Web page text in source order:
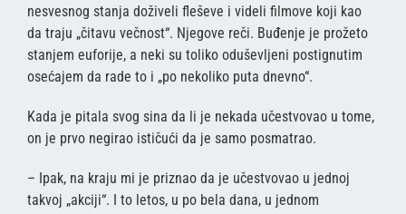
nesvesnog stanja doživeli fleševe i videli filmove koji kao
da traju „čitavu večnost“. Njegove reči. Buđenje je prožeto
stanjem euforije, a neki su toliko oduševljeni postignutim
osećajem da rade to i „po nekoliko puta dnevno“.
Kada je pitala svog sina da li je nekada učestvovao u tome,
on je prvo negirao ističući da je samo posmatrao.
– Ipak, na kraju mi je priznao da je učestvovao u jednoj
takvoj „akciji“. I to letos, u po bela dana, u jednom